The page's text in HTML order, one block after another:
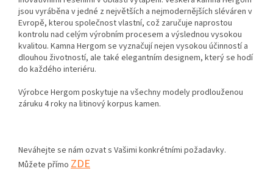
jsou vyráběna v jedné z největších a nejmodernějších sléváren v
Evropě, kterou společnost vlastní, což zaručuje naprostou
kontrolu nad celým výrobním procesem a výslednou vysokou
kvalitou. Kamna Hergom se vyznačují nejen vysokou účinností a
dlouhou životností, ale také elegantním designem, který se hodí
do každého interiéru.
Výrobce Hergom poskytuje na všechny modely prodlouženou
záruku 4 roky na litinový korpus kamen.
Neváhejte se nám ozvat s Vašimi konkrétními požadavky.
Můžete přímo ZDE